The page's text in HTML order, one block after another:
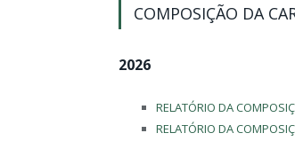
COMPOSIÇÃO DA
2026
RELATÓRIO DA
RELATÓRIO DA